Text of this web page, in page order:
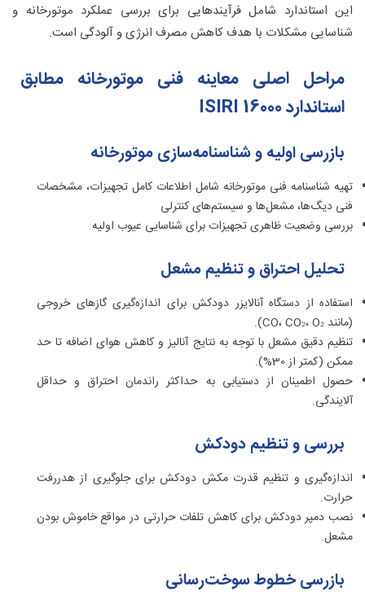
این استاندارد شامل فرآیندهایی برای بررسی عملکرد موتورخانه و
شناسایی مشکلات با هدف کاهش مصرف انرژی و آلودگی است.
مراحل اصلی معاینه فنی موتورخانه مطابق
استاندارد ISIRI 16000
بازرسی اولیه و شناسنامه‌سازی موتورخانه
تهیه شناسنامه فنی موتورخانه شامل اطلاعات کامل تجهیزات، مشخصات
فنی دیگ‌ها، مشعل‌ها و سیستم‌های کنترلی
بررسی وضعیت ظاهری تجهیزات برای شناسایی عیوب اولیه
تحلیل احتراق و تنظیم مشعل
استفاده از دستگاه آنالایزر دودکش برای اندازه‌گیری گازهای خروجی
(مانند CO، CO₂، O₂).
تنظیم دقیق مشعل با توجه به نتایج آنالیز و کاهش هوای اضافه تا حد
ممکن (کمتر از 30%).
حصول اطمینان از دستیابی به حداکثر راندمان احتراق و حداقل
آلایندگی.
بررسی و تنظیم دودکش
اندازه‌گیری و تنظیم قدرت مکش دودکش برای جلوگیری از هدررفت
حرارت.
نصب دمپر دودکش برای کاهش تلفات حرارتی در مواقع خاموش بودن
مشعل.
بازرسی خطوط سوخت‌رسانی